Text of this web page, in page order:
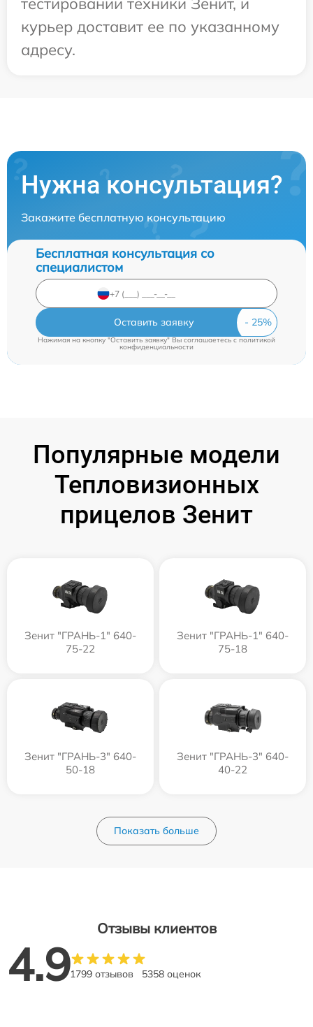
курьер доставит ее по указанному
адресу.
Нужна консультация?
Закажите бесплатную консультацию
Бесплатная консультация со
специалистом
Оставить заявку
Нажимая на кнопку "Оставить заявку" Вы соглашаетесь cполитикой
конфиденциальности
Популярные модели
Тепловизионных
прицелов Зенит
Зенит "ГРАНЬ-1" 640-
75-22
Зенит "ГРАНЬ-1" 640-
75-18
Зенит "ГРАНЬ-3" 640-
50-18
Зенит "ГРАНЬ-3" 640-
40-22
Показать больше
Отзывы клиентов
4.91799 отзывов 5358 оценок